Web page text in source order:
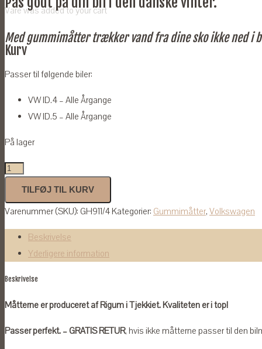
Varewas added to your cart
Kurv
Med gummimåtter trækker vand fra dine sko ikke ned i
Passer til følgende biler:
VW ID.4 – Alle Årgange
VW ID.5 – Alle Årgange
På lager
Gummimåtter
VW
ID.4
og
ID.5
-
Alle
årgange
TILFØJ TIL KURV
Varenummer (SKU): GH911/4Kategorier: Gummimåtter, Volkswagen
Beskrivelse
Yderligere information
Beskrivelse
Måtterne er produceret af Rigum i Tjekkiet. Kvaliteten er i top!
Passer perfekt. – GRATIS RETUR, hvis ikke måtterne passer til den